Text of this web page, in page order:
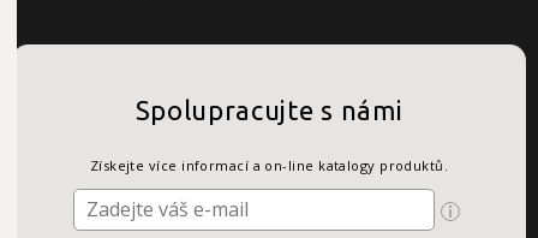
Spolupracujte s námi
Získejte více informací a on-line katalogy produktů.